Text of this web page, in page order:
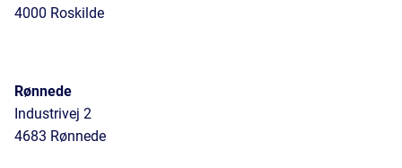
4000 Roskilde
Rønnede
Industrivej 2
4683 Rønnede